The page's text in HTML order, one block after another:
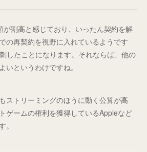
が割高と感じており、いったん契約を解
の再契約を視野に入れているようです
したことになります。それならば、他の
いというわけですね。
ストリーミングのほうに動く公算が高
ゲームの権利を獲得しているAppleなど